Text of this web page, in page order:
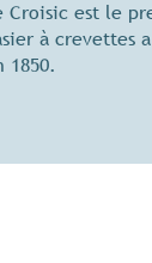
Croisic est le
à crevettes
1850.